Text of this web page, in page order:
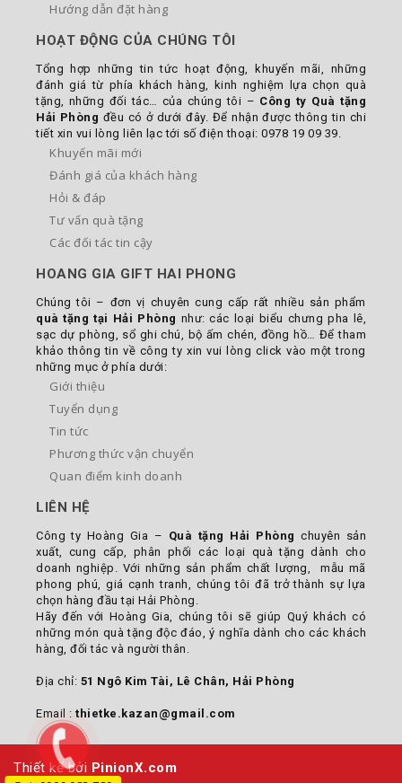
Hướng dẫn đặt hàng
HOẠT ĐỘNG CỦA CHÚNG TÔI
Tổng hợp những tin tức hoạt động, khuyến mãi, những
đánh giá từ phía khách hàng, kinh nghiệm lựa chọn quà
tặng, những đối tác… của chúng tôi – Công ty Quà tặng
Hải Phòng đều có ở dưới đây. Để nhận được thông tin chi
tiết xin vui lòng liên lạc tới số điện thoại: 0978 19 09 39.
Khuyến mãi mới
Đánh giá của khách hàng
Hỏi & đáp
Tư vấn quà tặng
Các đối tác tin cậy
HOANG GIA GIFT HAI PHONG
Chúng tôi – đơn vị chuyên cung cấp rất nhiều sản phẩm
quà tặng tại Hải Phòng như: các loại biểu chưng pha lê,
sạc dự phòng, sổ ghi chú, bộ ấm chén, đồng hồ… Để tham
khảo thông tin về công ty xin vui lòng click vào một trong
những mục ở phía dưới:
Giới thiệu
Tuyển dụng
Tin tức
Phương thức vận chuyển
Quan điểm kinh doanh
LIÊN HỆ
Công ty Hoàng Gia – Quà tặng Hải Phòng chuyên sản
xuất, cung cấp, phân phối các loại quà tặng dành cho
doanh nghiệp. Với những sản phẩm chất lượng, mẫu mã
phong phú, giá cạnh tranh, chúng tôi đã trở thành sự lựa
chọn hàng đầu tại Hải Phòng.
Hãy đến với Hoàng Gia, chúng tôi sẽ giúp Quý khách có
những món quà tặng độc đáo, ý nghĩa dành cho các khách
hàng, đối tác và người thân.
Địa chỉ: 51 Ngô Kim Tài, Lê Chân, Hải Phòng
Email : thietke.kazan@gmail.com
Thiết kế bởi PinionX.com